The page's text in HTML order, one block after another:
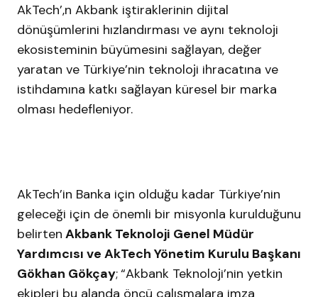
AkTech’,n Akbank iştiraklerinin dijital
dönüşümlerini hızlandırması ve aynı teknoloji
ekosisteminin büyümesini sağlayan, değer
yaratan ve Türkiye’nin teknoloji ihracatına ve
istihdamına katkı sağlayan küresel bir marka
olması hedefleniyor.
AkTech’in Banka için olduğu kadar Türkiye’nin
geleceği için de önemli bir misyonla kurulduğunu
belirten Akbank Teknoloji Genel Müdür
Yardımcısı ve AkTech Yönetim Kurulu Başkanı
Gökhan Gökçay;“Akbank Teknoloji’nin yetkin
ekipleri bu alanda öncü çalışmalara imza